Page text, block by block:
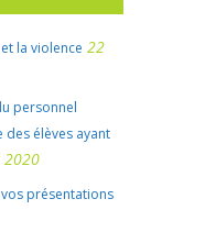
la violence 22
personnel
élèves ayant
présentations